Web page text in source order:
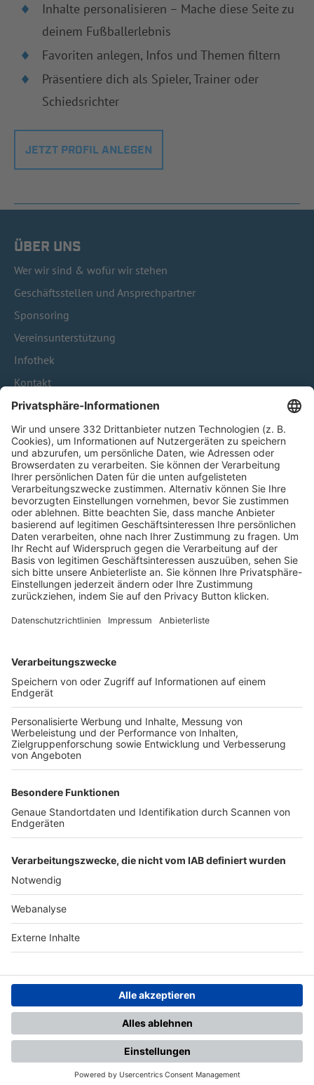
Inhalte personalisieren – Mache diese Seite zu
deinem Fußballerlebnis
Favoriten anlegen, Infos und Themen filtern
Präsentiere dich als Spieler, Trainer oder
Schiedsrichter
JETZT PROFIL ANLEGEN
ÜBER UNS
Wer wir sind & wofür wir stehen
Geschäftsstellen und Ansprechpartner
Sponsoring
Vereinsunterstützung
Infothek
Kontakt
HÄUFIG BESUCHTE SEITEN
Pässe und Vereinswechsel
Trainerausbildung
Schulungsangebot Vereinsmitarbeiter
BFV-Geschäftsstellen
Trainerbörse
Login SpielPlus
FOLGE DEM BFV
TOP-VEREINE
TOP-PARTNER
Nutzungsbedingungen Datenschutz Impressum